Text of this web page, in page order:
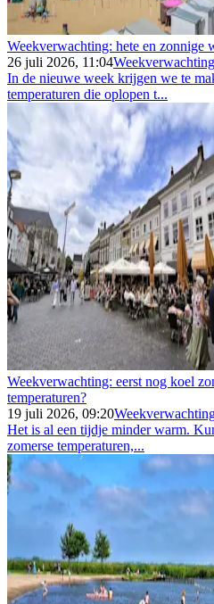
Weekverwachting: hete en zonnige
26 juli 2026, 11:04Weekverwachting
In de nieuwe week krijgen we te
temperaturen die oplopen t...
Weekverwachting: eerst nog koel
temperaturen?
19 juli 2026, 09:20
Het is al een tijdje minder warm.
zomerse temperaturen,...